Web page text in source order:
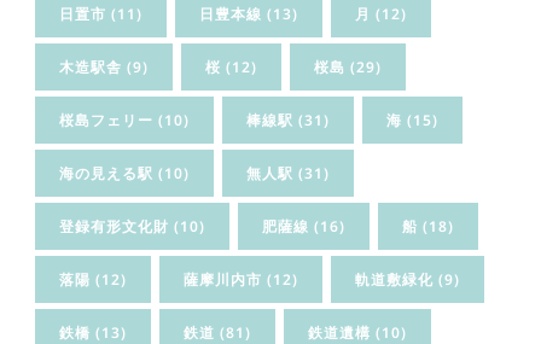
日置市 (11) 日豊本線 (13) 月 (12)
木造駅舎 (9) 桜 (12) 桜島 (29)
桜島フェリー (10) 棒線駅 (31) 海 (15)
海の見える駅 (10) 無人駅 (31)
登録有形文化財 (10) 肥薩線 (16) 船 (18)
落陽 (12) 薩摩川内市 (12) 軌道敷緑化 (9)
鉄橋 (13) 鉄道 (81) 鉄道遺構 (10)